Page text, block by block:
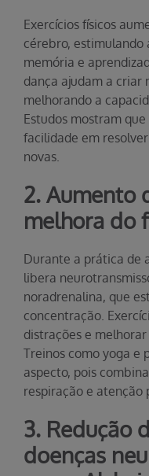
Exercícios físicos
cérebro, estimulando
memória e
dança ajudam a criar
melhorando a
Estudos mostram
facilidade em
novas.
2. Aumento
melhora do
Durante a prática de
libera
noradrenalina, que
concentração.
distrações e
Treinos como yoga e
aspecto, pois
respiração e atenção
3. Redução
doenças